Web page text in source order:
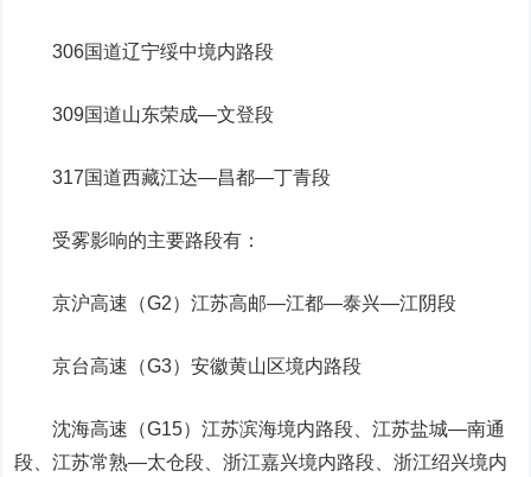
306国道辽宁绥中境内路段
309国道山东荣成—文登段
317国道西藏江达—昌都—丁青段
受雾影响的主要路段有：
京沪高速（G2）江苏高邮—江都—泰兴—江阴段
京台高速（G3）安徽黄山区境内路段
沈海高速（G15）江苏滨海境内路段、江苏盐城—南通
段、江苏常熟—太仓段、浙江嘉兴境内路段、浙江绍兴境内